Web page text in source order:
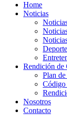
Home
Noticias
Rendición de
Plan
Código
Nosotros
Contacto